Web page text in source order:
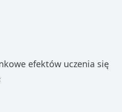
efektów uczenia się